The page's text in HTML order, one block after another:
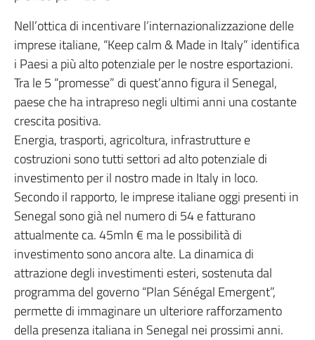
Nell’ottica di incentivare l’internazionalizzazione delle
imprese italiane, “Keep calm & Made in Italy” identifica
i Paesi a più alto potenziale per le nostre esportazioni.
Tra le 5 “promesse” di quest’anno figura il Senegal,
paese che ha intrapreso negli ultimi anni una costante
crescita positiva.
Energia, trasporti, agricoltura, infrastrutture e
costruzioni sono tutti settori ad alto potenziale di
investimento per il nostro made in Italy in loco.
Secondo il rapporto, le imprese italiane oggi presenti in
Senegal sono già nel numero di 54 e fatturano
attualmente ca. 45mln € ma le possibilità di
investimento sono ancora alte. La dinamica di
attrazione degli investimenti esteri, sostenuta dal
programma del governo “Plan Sénégal Emergent”,
permette di immaginare un ulteriore rafforzamento
della presenza italiana in Senegal nei prossimi anni.